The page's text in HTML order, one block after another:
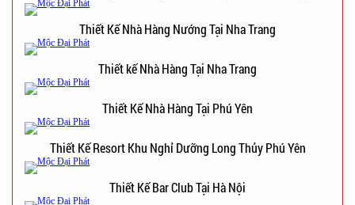
Thiết Kế Nhà Hàng Nướng Tại Nha Trang
Thiết kế Nhà Hàng Tại Nha Trang
Thiết Kế Nhà Hàng Tại Phú Yên
Thiết Kế Resort Khu Nghỉ Dưỡng Long Thủy Phú Yên
Thiết Kế Bar Club Tại Hà Nội